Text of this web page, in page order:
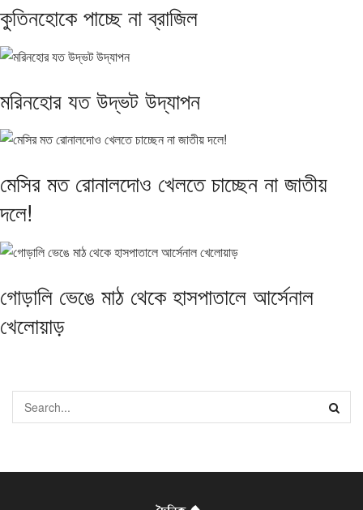
কুতিনহোকে পাচ্ছে না ব্রাজিল
মরিনহোর যত উদ্ভট উদ্‌যাপন
মেসির মত রোনালদোও খেলতে চাচ্ছেন না জাতীয়
দলে!
গোড়ালি ভেঙে মাঠ থেকে হাসপাতালে আর্সেনাল
খেলোয়াড়